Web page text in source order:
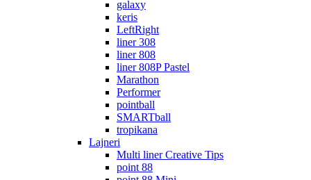
galaxy
keris
LeftRight
liner 308
liner 808
liner 808P Pastel
Marathon
Performer
pointball
SMARTball
tropikana
Lajneri
Multi liner Creative Tips
point 88